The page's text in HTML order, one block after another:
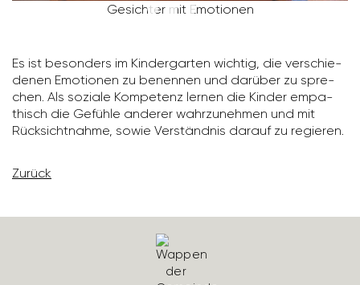
Gesichter mit Emotionen
Es ist beson­ders im Kinder­garten wichtig, die verschie­
denen Emotionen zu benennen und darüber zu spre­
chen. Als soziale Kompe­tenz lernen die Kinder empa­
thisch die Gefühle anderer wahr­zu­nehmen und mit
Rück­sicht­nahme, sowie Verständnis darauf zu regieren.
Zurück